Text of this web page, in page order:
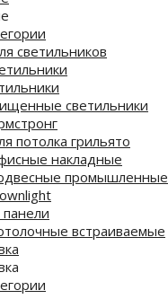
светильников
светильники
потолка грильято
накладные
промышленные
встраиваемые